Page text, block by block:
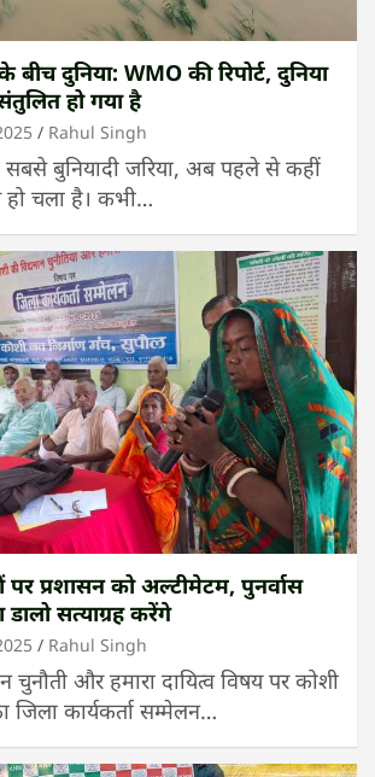
दुनिया: WMO की रिपोर्ट, दुनिया
हो गया है
Rahul Singh
सबसे बुनियादी जरिया, अब पहले से कहीं
हो चला है। कभी…
प्रशासन को अल्टीमेटम, पुनर्वास
सत्याग्रह करेंगे
Rahul Singh
चुनौती और हमारा दायित्व विषय पर कोशी
जिला कार्यकर्ता सम्मेलन…